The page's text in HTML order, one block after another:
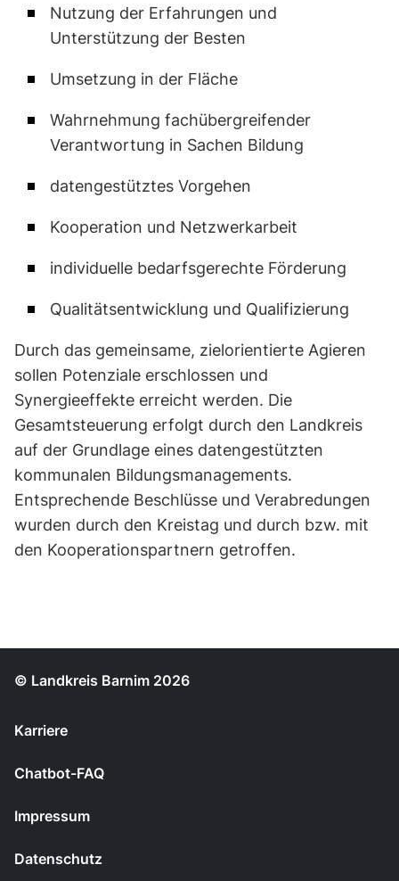
Nutzung der Erfahrungen und
Unterstützung der Besten
Umsetzung in der Fläche
Wahrnehmung fachübergreifender
Verantwortung in Sachen Bildung
datengestütztes Vorgehen
Kooperation und Netzwerkarbeit
individuelle bedarfsgerechte Förderung
Qualitätsentwicklung und Qualifizierung
Durch das gemeinsame, zielorientierte Agieren
sollen Potenziale erschlossen und
Synergieeffekte erreicht werden. Die
Gesamtsteuerung erfolgt durch den Landkreis
auf der Grundlage eines datengestützten
kommunalen Bildungsmanagements.
Entsprechende Beschlüsse und Verabredungen
wurden durch den Kreistag und durch bzw. mit
den Kooperationspartnern getroffen.
© Landkreis Barnim 2026
Karriere
Chatbot-FAQ
Impressum
Datenschutz